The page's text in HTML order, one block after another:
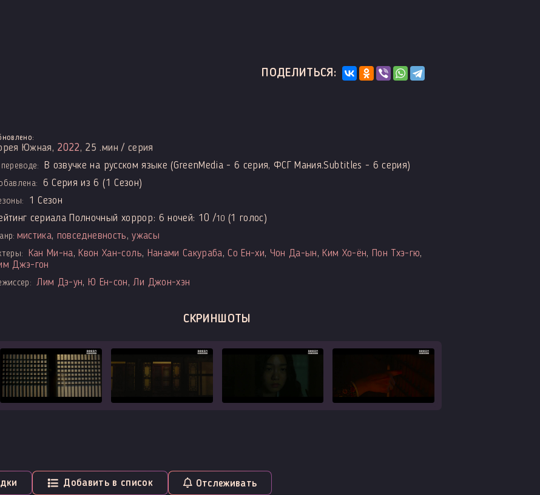
ПОДЕЛИТЬСЯ:
Южная, 2022, 25 .мин / серия
В озвучке на русском языке (GreenMedia - 6 серия, ФСГ Мания.Subtitles - 6 серия)
6 Серия из 6 (1 Сезон)
1 Сезон
сериала Полночный хоррор: 6 ночей: 10 /10 (1 голос)
мистика, повседневность,ужасы
Кан Ми-на, Квон Хан-соль, Нанами Сакураба,Со Ён-хи, Чон Да-ын, Ким Хо-ён, Пон Тхэ-гю,
Джэ-гон
Лим Дэ-ун, Ю Ён-сон,Ли Джон-хэн
СКРИНШОТЫ
Добавить в список Отслеживать